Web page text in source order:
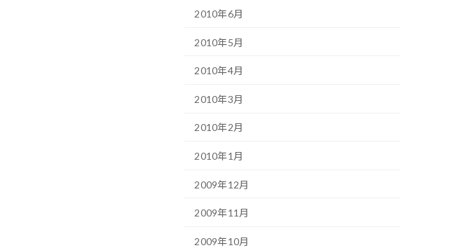
2010年6月
2010年5月
2010年4月
2010年3月
2010年2月
2010年1月
2009年12月
2009年11月
2009年10月